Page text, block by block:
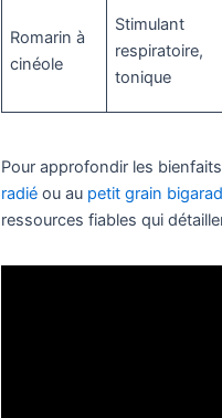
Romarin à
cinéole
Stimulant
respiratoire,
tonique
Pour approfondir les
radié ou au petit grain
ressources fiables qui